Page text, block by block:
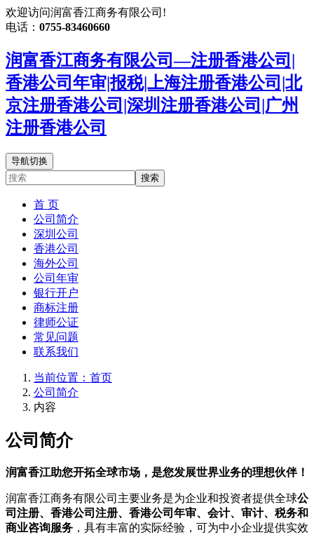
欢迎访问润富香江商务有限公司!
电话： 0755-83460660
润富香江商务有限公司—注册香港公司|
香港公司年审|报税|上海注册香港公司|北
京注册香港公司|深圳注册香港公司|广州
注册香港公司
导航切换
搜索
首 页
公司简介
深圳公司
香港公司
海外公司
公司年审
银行开户
商标注册
律师公证
常见问题
联系我们
当前位置：首页
公司简介
内容
公司简介
润富香江助您开拓全球市场，是您发展世界业务的理想伙伴！
润富香江商务有限公司主要业务是为企业和投资者提供全球公
司注册、香港公司注册、香港公司年审、会计、审计、税务和
商业咨询服务 ，具有丰富的实际经验，可为中小企业提供实效